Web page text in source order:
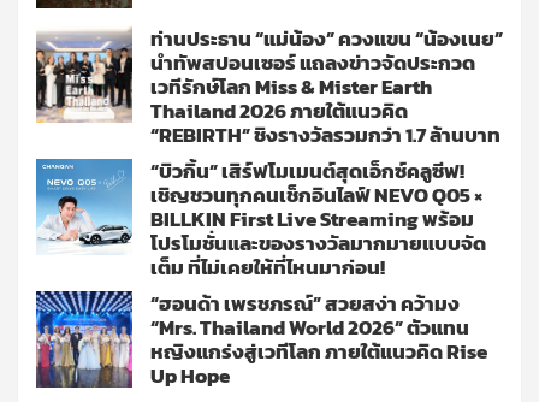
ท่านประธาน “แม่น้อง” ควงแขน “น้องเนย”
นำทัพสปอนเซอร์ แถลงข่าวจัดประกวด
เวทีรักษ์โลก Miss & Mister Earth
Thailand 2026 ภายใต้แนวคิด
“REBIRTH” ชิงรางวัลรวมกว่า 1.7 ล้านบาท
“บิวกิ้น” เสิร์ฟโมเมนต์สุดเอ็กซ์คลูซีฟ!
เชิญชวนทุกคนเช็กอินไลฟ์ NEVO Q05 ×
BILLKIN First Live Streaming พร้อม
โปรโมชั่นและของรางวัลมากมายแบบจัด
เต็ม ที่ไม่เคยให้ที่ไหนมาก่อน!
“ฮอนด้า เพรชภรณ์” สวยสง่า คว้ามง
“Mrs. Thailand World 2026” ตัวแทน
หญิงแกร่งสู่เวทีโลก ภายใต้แนวคิด Rise
Up Hope